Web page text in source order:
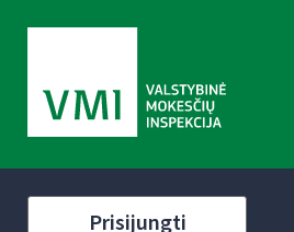
Prisijungti